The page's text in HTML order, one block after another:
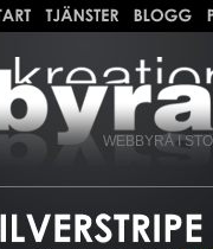
WEBBYRÅ I